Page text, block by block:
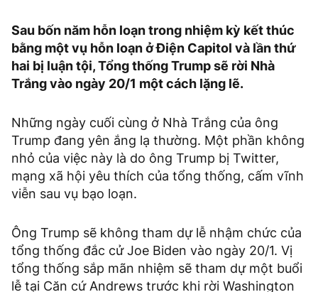
Sau bốn năm hỗn loạn trong nhiệm kỳ kết thúc
bằng một vụ hỗn loạn ở Điện Capitol và lần thứ
hai bị luận tội, Tổng thống Trump sẽ rời Nhà
Trắng vào ngày 20/1 một cách lặng lẽ.
Những ngày cuối cùng ở Nhà Trắng của ông
Trump đang yên ắng lạ thường. Một phần không
nhỏ của việc này là do ông Trump bị Twitter,
mạng xã hội yêu thích của tổng thống, cấm vĩnh
viễn sau vụ bạo loạn.
Ông Trump sẽ không tham dự lễ nhậm chức của
tổng thống đắc cử Joe Biden vào ngày 20/1. Vị
tổng thống sắp mãn nhiệm ​​sẽ tham dự một buổi
lễ tại Căn cứ Andrews trước khi rời Washington